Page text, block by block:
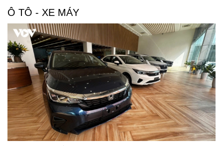
Văn hóa
Sân khấu - Điện ảnh
Văn học
Âm nhạc
Di sản
Giải trí
Nghệ sĩ
Thời trang
Sao Việt
Ô TÔ - XE MÁY